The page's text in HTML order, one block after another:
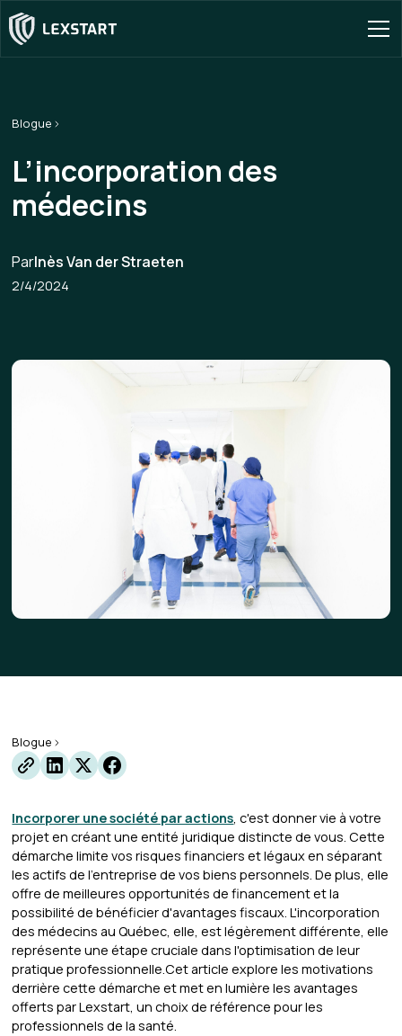
Blogue
L’incorporation des
médecins
ParInès Van der Straeten
2/4/2024
Blogue
Incorporer une société par actions, c'est donner vie à votre
projet en créant une entité juridique distincte de vous. Cette
démarche limite vos risques financiers et légaux en séparant
les actifs de l'entreprise de vos biens personnels. De plus, elle
offre de meilleures opportunités de financement et la
possibilité de bénéficier d'avantages fiscaux. L'incorporation
des médecins au Québec, elle, est légèrement différente, elle
représente une étape cruciale dans l'optimisation de leur
pratique professionnelle.Cet article explore les motivations
derrière cette démarche et met en lumière les avantages
offerts par Lexstart, un choix de référence pour les
professionnels de la santé.